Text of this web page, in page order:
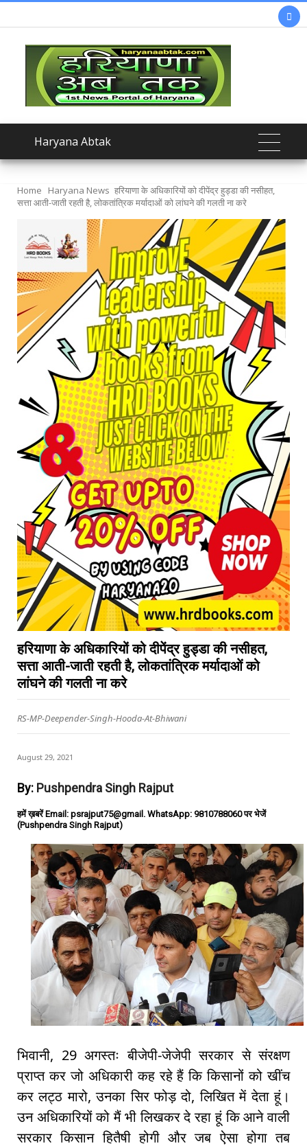

Haryana Abtak
Home Haryana News हरियाणा के अधिकारियों को दीपेंद्र हुड्डा की नसीहत,
सत्ता आती-जाती रहती है, लोकतांत्रिक मर्यादाओं को लांघने की गलती ना करे
हरियाणा के अधिकारियों को दीपेंद्र हुड्डा की नसीहत,
सत्ता आती-जाती रहती है, लोकतांत्रिक मर्यादाओं को
लांघने की गलती ना करे
RS-MP-Deepender-Singh-Hooda-At-Bhiwani
August 29, 2021
By: Pushpendra Singh Rajput
हमें ख़बरें Email: psrajput75@gmail. WhatsApp: 9810788060 पर भेजें
(Pushpendra Singh Rajput)
भिवानी, 29 अगस्तः बीजेपी-जेजेपी सरकार से संरक्षण
प्राप्त कर जो अधिकारी कह रहे हैं कि किसानों को खींच
कर लट्ठ मारो, उनका सिर फोड़ दो, लिखित में देता हूं।
उन अधिकारियों को मैं भी लिखकर दे रहा हूं कि आने वाली
सरकार किसान हितैषी होगी और जब ऐसा होगा तब